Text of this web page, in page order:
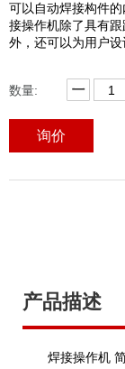
可以自动焊接构件
接操作机除了具有
外，还可以为用户
数量:
询价
产品描述
焊接操作机